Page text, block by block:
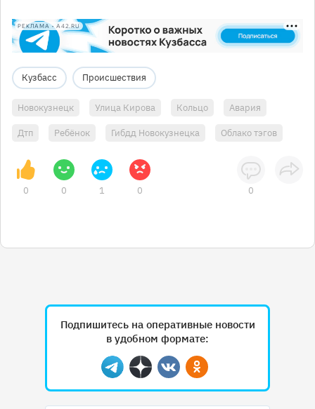
РЕКЛАМА • A42.RU
Кузбасс Происшествия
Новокузнецк Улица Кирова Кольцо Авария
Дтп Ребёнок Гибдд Новокузнецка Облако тэгов
0 0 1 0 0
Подпишитесь на оперативные новости
в удобном формате:
Telegram
ДзенВконтактеОдноклассники